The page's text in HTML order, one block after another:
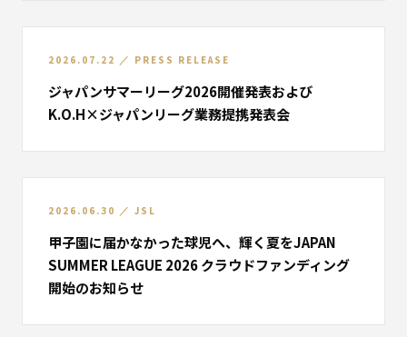
2026.07.22 ／ PRESS RELEASE
ジャパンサマーリーグ2026開催発表および
K.O.H×ジャパンリーグ業務提携発表会
2026.06.30 ／ JSL
甲子園に届かなかった球児へ、輝く夏を――JAPAN
SUMMER LEAGUE 2026 クラウドファンディング
開始のお知らせ